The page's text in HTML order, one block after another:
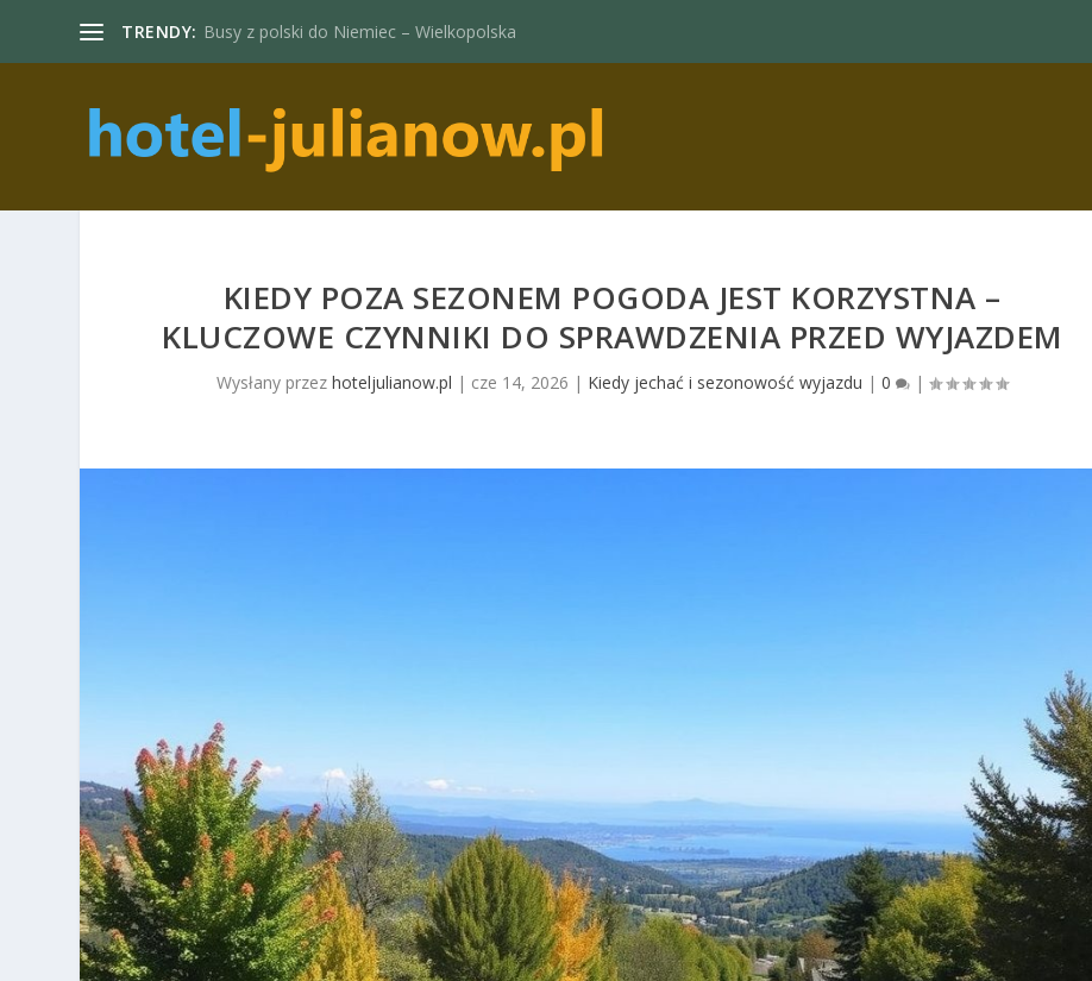
TRENDY: Busy z polski do Niemiec – Wielkopolska
KIEDY POZA SEZONEM POGODA JEST KORZYSTNA –
KLUCZOWE CZYNNIKI DO SPRAWDZENIA PRZED WYJAZDEM
Wysłany przezhoteljulianow.pl | cze 14, 2026 | Kiedy jechać i sezonowość wyjazdu |0 |